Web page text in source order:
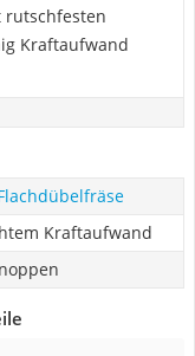
Kraftaufwand
Kraftaufwand